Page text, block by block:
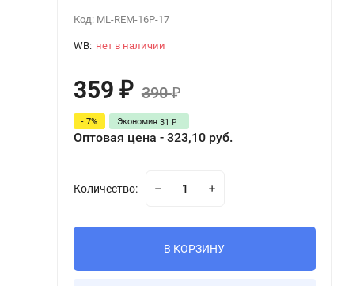
Код: ML-REM-16P-17
WB: нет в наличии
359 ₽ 390₽
- 7% Экономия 31 ₽
Оптовая цена - 323,10 руб.
Количество:
В КОРЗИНУ